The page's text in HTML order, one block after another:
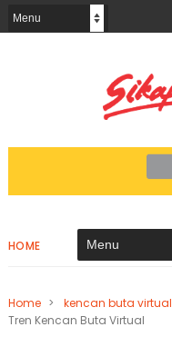
HOME
Home > kencan buta virtual
Tren Kencan Buta Virtual